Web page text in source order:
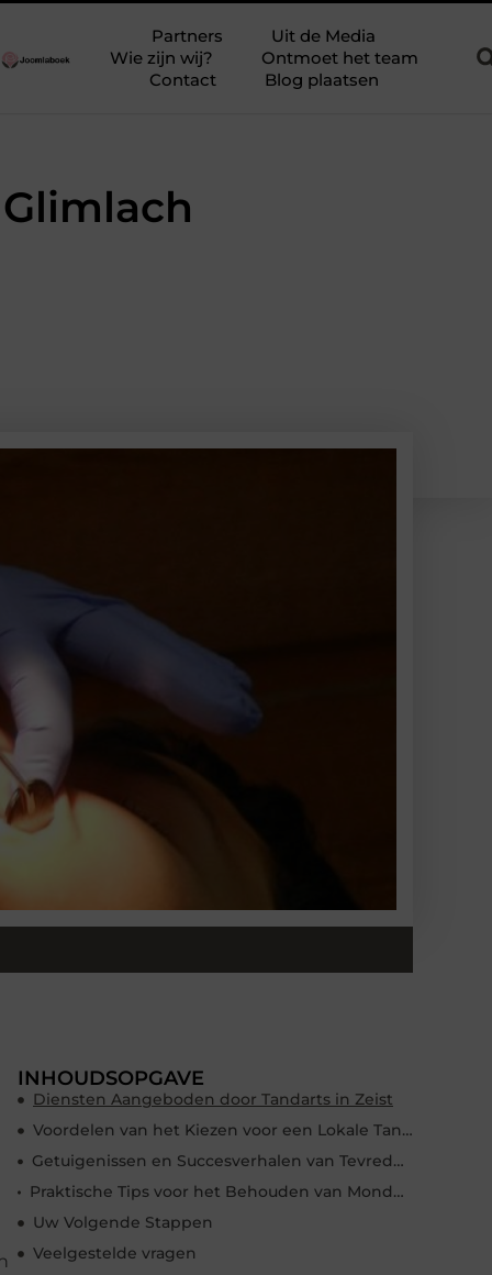
Partners
Uit de Media
Wie zijn wij?
Ontmoet het team
Contact
Blog plaatsen
INHOUDSOPGAVE
Diensten Aangeboden door Tandarts in Zeist
Voordelen van het Kiezen voor een Lokale Tandarts
Getuigenissen en Succesverhalen van Tevreden Patiënten
Praktische Tips voor het Behouden van Mondgezondheid Tussen Tandartsbezoeken
Uw Volgende Stappen
Veelgestelde vragen